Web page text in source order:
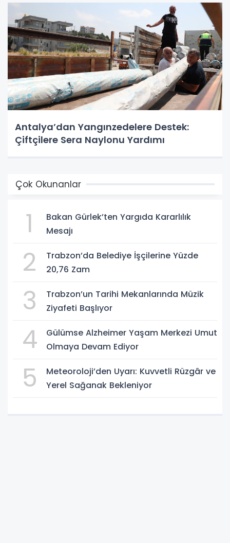
Antalya’dan Yangınzedelere Destek:
Çiftçilere Sera Naylonu Yardımı
Çok Okunanlar
1
Bakan Gürlek’ten Yargıda Kararlılık
Mesajı
2
Trabzon’da Belediye İşçilerine Yüzde
20,76 Zam
3
Trabzon’un Tarihi Mekanlarında Müzik
Ziyafeti Başlıyor
4
Gülümse Alzheimer Yaşam Merkezi Umut
Olmaya Devam Ediyor
5
Meteoroloji’den Uyarı: Kuvvetli Rüzgâr ve
Yerel Sağanak Bekleniyor